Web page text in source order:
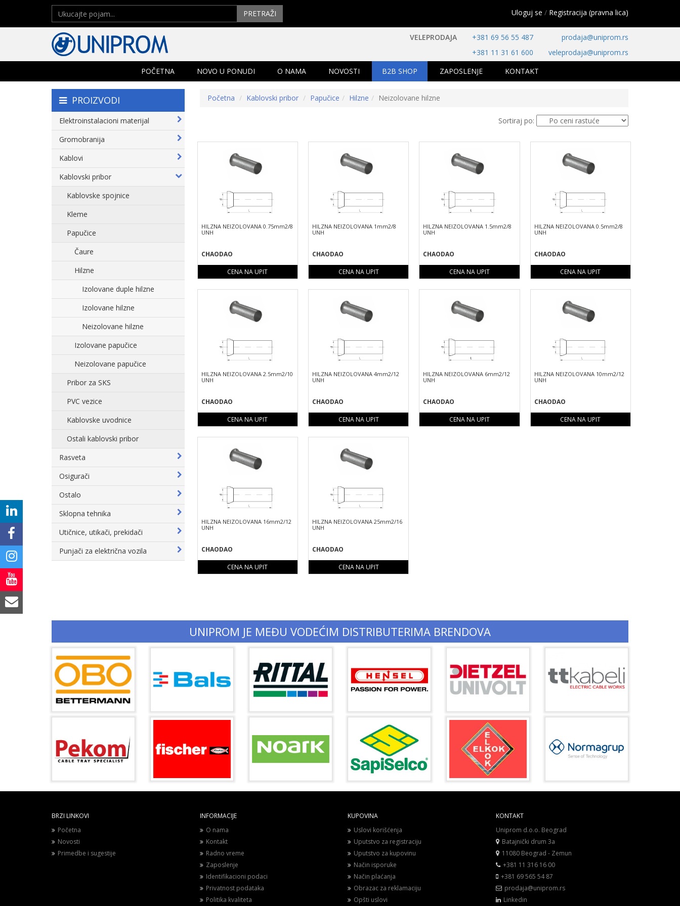
PRETRAŽI Uloguj se / Registracija (pravna lica)
VELEPRODAJA +381 69 56 55 487
prodaja@uniprom.rs
+381 11 31 61 600
veleprodaja@uniprom.rs
POČETNA
NOVO U PONUDI O NAMA NOVOSTI B2B SHOP ZAPOSLENJE KONTAKT
PROIZVODI
Elektroinstalacioni materijal
Gromobranija
Kablovi
Kablovski pribor
Kablovske spojnice
Kleme
Papučice
Čaure
Hilzne
Izolovane duple hilzne
Izolovane hilzne
Neizolovane hilzne
Izolovane papučice
Neizolovane papučice
Pribor za SKS
PVC vezice
Kablovske uvodnice
Ostali kablovski pribor
Rasveta
Osigurači
Ostalo
Sklopna tehnika
Utičnice, utikači, prekidači
Punjači za električna vozila
Početna Kablovski pribor Papučice Hilzne Neizolovane hilzne
Sortiraj po:
HILZNA NEIZOLOVANA 0.75mm2/8
UNH
CHAODAO
CENA NA UPIT
HILZNA NEIZOLOVANA 1mm2/8
UNH
CHAODAO
CENA NA UPIT
HILZNA NEIZOLOVANA 1.5mm2/8
UNH
CHAODAO
CENA NA UPIT
HILZNA NEIZOLOVANA 0.5mm2/8
UNH
CHAODAO
CENA NA UPIT
HILZNA NEIZOLOVANA 2.5mm2/10
UNH
CHAODAO
CENA NA UPIT
HILZNA NEIZOLOVANA 4mm2/12
UNH
CHAODAO
CENA NA UPIT
HILZNA NEIZOLOVANA 6mm2/12
UNH
CHAODAO
CENA NA UPIT
HILZNA NEIZOLOVANA 10mm2/12
UNH
CHAODAO
CENA NA UPIT
HILZNA NEIZOLOVANA 16mm2/12
UNH
CHAODAO
CENA NA UPIT
HILZNA NEIZOLOVANA 25mm2/16
UNH
CHAODAO
CENA NA UPIT
UNIPROM JE MEĐU VODEĆIM DISTRIBUTERIMA BRENDOVA
BRZI LINKOVI
Početna
Novosti
Primedbe i sugestije
INFORMACIJE
O nama
Kontakt
Radno vreme
Zaposlenje
Identifikacioni podaci
Privatnost podataka
Politika kvaliteta
KUPOVINA
Uslovi korišćenja
Uputstvo za registraciju
Uputstvo za kupovinu
Način isporuke
Način plaćanja
Obrazac za reklamaciju
Opšti uslovi
KONTAKT
Uniprom d.o.o. Beograd
Batajnički drum 3a
11080 Beograd - Zemun
+381 11 316 16 00
+381 69 565 54 87
prodaja@uniprom.rs
Linkedin